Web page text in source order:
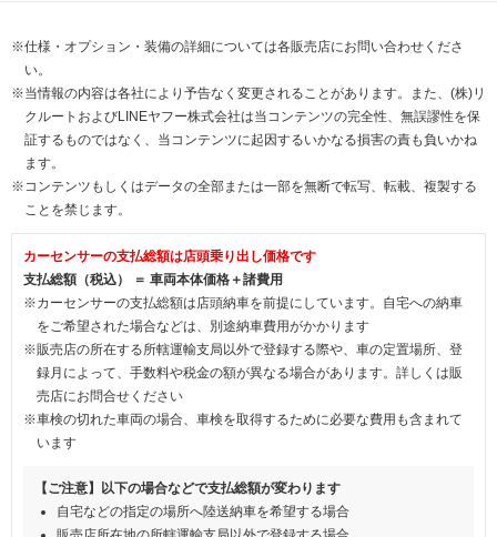
※仕様・オプション・装備の詳細については各販売店にお問い合わせくださ
い。
※当情報の内容は各社により予告なく変更されることがあります。また、(株)リ
クルートおよびLINEヤフー株式会社は当コンテンツの完全性、無誤謬性を保
証するものではなく、当コンテンツに起因するいかなる損害の責も負いかね
ます。
※コンテンツもしくはデータの全部または一部を無断で転写、転載、複製する
ことを禁じます。
カーセンサーの支払総額は店頭乗り出し価格です
支払総額（税込） ＝ 車両本体価格＋諸費用
※カーセンサーの支払総額は店頭納車を前提にしています。自宅への納車
をご希望された場合などは、別途納車費用がかかります
※販売店の所在する所轄運輸支局以外で登録する際や、車の定置場所、登
録月によって、手数料や税金の額が異なる場合があります。詳しくは販
売店にお問合せください
※車検の切れた車両の場合、車検を取得するために必要な費用も含まれて
います
【ご注意】以下の場合などで支払総額が変わります
自宅などの指定の場所へ陸送納車を希望する場合